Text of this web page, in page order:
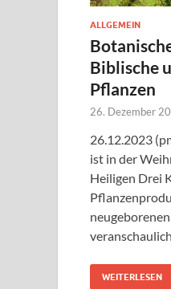
ALLGEMEIN
Biblische
Pflanzen
26. Dezember
26.12.2023
ist in der
Heiligen Drei
WEITERLESEN